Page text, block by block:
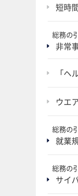
短時
総務の
非常
「
ウエ
総務の
就業
総務の
サイ